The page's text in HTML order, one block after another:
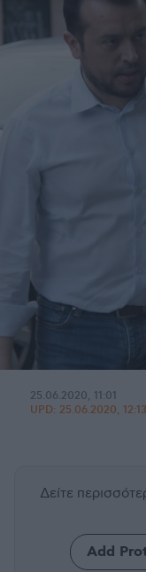
25.06.2020, 11:01
UPD: 25.06.2020, 12:13
Δείτε
Add